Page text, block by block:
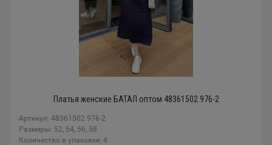
Платья женские БАТАЛ оптом 48361502 976-2
Артикул: 48361502 976-2
Размеры: 52, 54, 56, 58
Количество в упаковке: 4